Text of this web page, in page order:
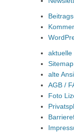
aktuelle
Sitemap
alte
AGB /
Foto